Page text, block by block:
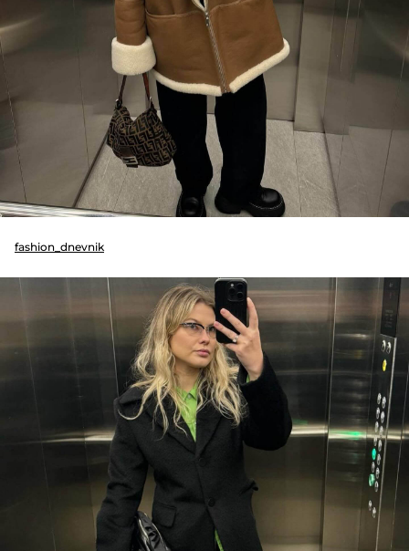
fashion_dnevnik